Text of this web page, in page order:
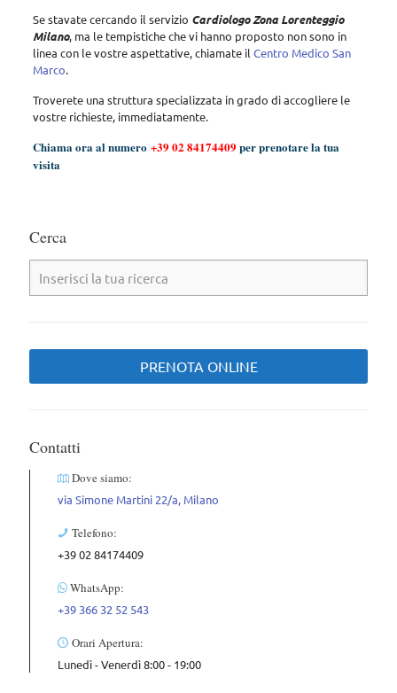
Se stavate cercando il servizio Cardiologo Zona Lorenteggio
Milano, ma le tempistiche che vi hanno proposto non sono in
linea con le vostre aspettative, chiamate il Centro Medico San
Marco.
Troverete una struttura specializzata in grado di accogliere le
vostre richieste, immediatamente.
Chiama ora al numero +39 02 84174409per prenotare la tua
visita
Cerca
PRENOTA ONLINE
Contatti
Dove siamo:
via Simone Martini 22/a, Milano
Telefono:
+39 02 84174409
WhatsApp:
+39 366 32 52 543
Orari Apertura:
Lunedì - Venerdì 8:00 - 19:00